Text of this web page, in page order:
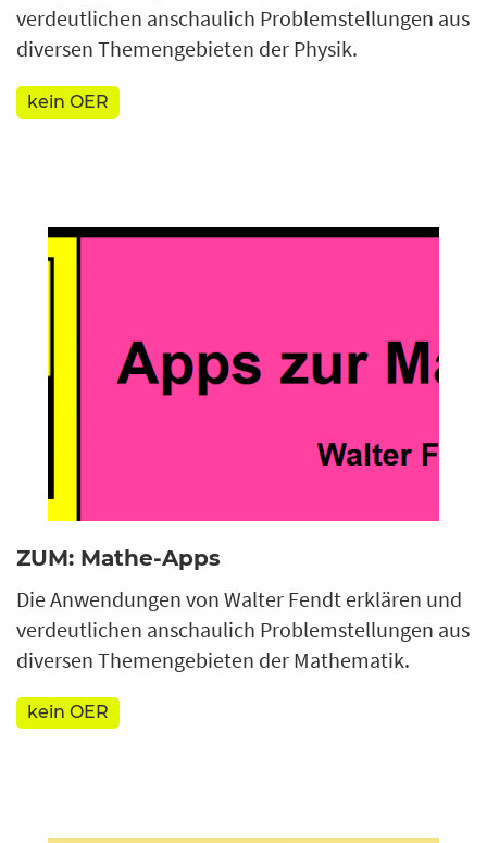
verdeutlichen anschaulich Problemstellungen aus
diversen Themengebieten der Physik.
kein OER
ZUM: Mathe-Apps
Die Anwendungen von Walter Fendt erklären und
verdeutlichen anschaulich Problemstellungen aus
diversen Themengebieten der Mathematik.
kein OER